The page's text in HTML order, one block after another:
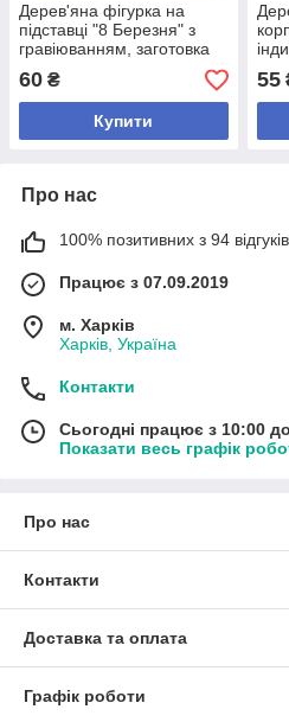
Дерев'яна фігурка на
підставці "8 Березня" з
гравіюванням, заготовка
для подарунка
60 ₴
Купити
55
Про нас
100% позитивних з 94
Працює з 07.09.2019
м. Харків
Харків, Україна
Контакти
Сьогодні працює з 10:00
Показати весь графік
Про нас
Контакти
Доставка та оплата
Графік роботи